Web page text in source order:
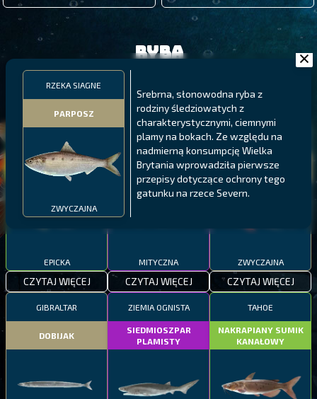
RZEKA SIAGNE
PARPOSZ
ZWYCZAJNA
Srebrna, słonowodna ryba z
rodziny śledziowatych z
charakterystycznymi, ciemnymi
plamy na bokach. Ze względu na
nadmierną konsumpcję Wielka
Brytania wprowadziła pierwsze
przepisy dotyczące ochrony tego
gatunku na rzece Severn.
Ryba
PYSZCZAK ZACHODNI
EPICKA
CZYTAJ WIĘCEJ
PÓŁNOCNE FIORDY
LING
MITYCZNA
CZYTAJ WIĘCEJ
WYSPY GALAPAGOS
BODIAN
MEKSYKAŃSKI
ZWYCZAJNA
CZYTAJ WIĘCEJ
GIBRALTAR
DOBIJAK
ZIEMIA OGNISTA
SIEDMIOSZPAR
PLAMISTY
TAHOE
NAKRAPIANY SUMIK
KANAŁOWY